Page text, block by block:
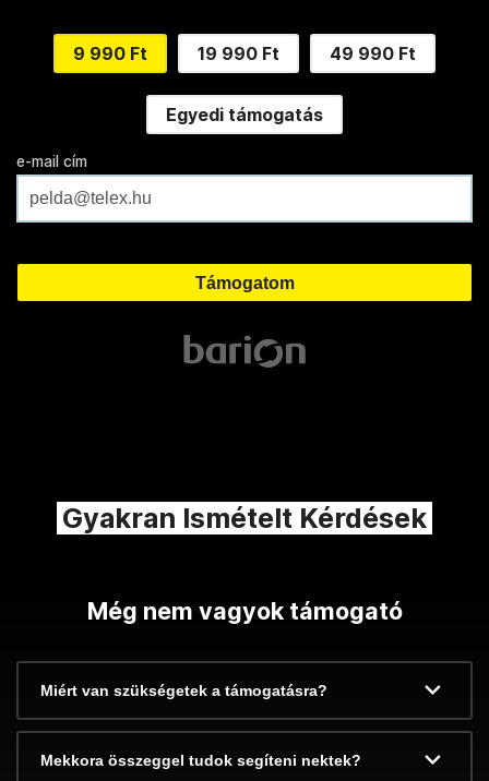
9 990 Ft 19 990 Ft 49 990 Ft
Egyedi támogatás
e-mail cím
Gyakran Ismételt Kérdések
Még nem vagyok támogató
Miért van szükségetek a támogatásra?
Mekkora összeggel tudok segíteni nektek?